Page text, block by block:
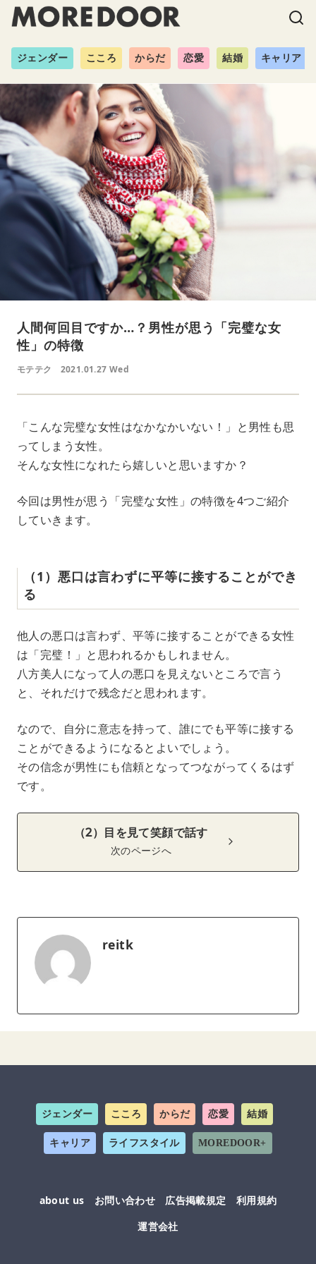
ジェンダー こころ からだ 恋愛 結婚 キャリア
人間何回目ですか…？男性が思う「完璧な女
性」の特徴
モテテク 2021.01.27 Wed
「こんな完璧な女性はなかなかいない！」と男性も思
ってしまう女性。
そんな女性になれたら嬉しいと思いますか？
今回は男性が思う「完璧な女性」の特徴を4つご紹介
していきます。
（1）悪口は言わずに平等に接することができ
る
他人の悪口は言わず、平等に接することができる女性
は「完璧！」と思われるかもしれません。
八方美人になって人の悪口を見えないところで言う
と、それだけで残念だと思われます。
なので、自分に意志を持って、誰にでも平等に接する
ことができるようになるとよいでしょう。
その信念が男性にも信頼となってつながってくるはず
です。
（2）目を見て笑顔で話す
次のページへ
reitk
ジェンダー こころ からだ 恋愛 結婚
キャリア ライフスタイル MOREDOOR+
about us お問い合わせ 広告掲載規定
利用規約
運営会社